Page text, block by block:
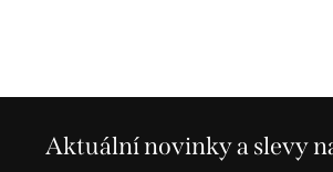
Aktuální novinky a slevy